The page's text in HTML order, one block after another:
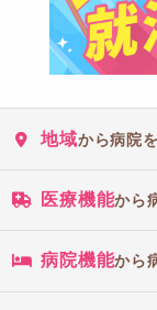
地域から病院
医療機能から
病院機能から